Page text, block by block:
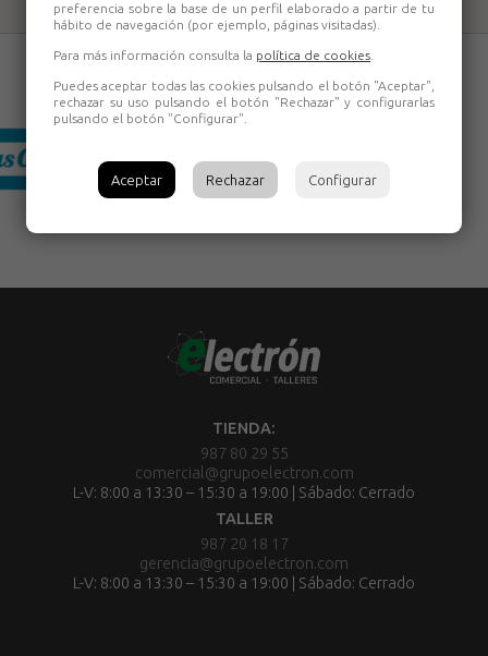
TIENDA:
987 80 29 55
comercial@grupoelectron.com
L-V: 8:00 a 13:30 – 15:30 a 19:00 | Sábado: Cerrado
TALLER
987 20 18 17
gerencia@grupoelectron.com
L-V: 8:00 a 13:30 – 15:30 a 19:00 | Sábado: Cerrado
preferencia sobre la base de un perfil elaborado a partir de tu
hábito de navegación (por ejemplo, páginas visitadas).
Para más información consulta la política de cookies
Puedes aceptar todas las cookies pulsando el botón "Aceptar",
rechazar su uso pulsando el botón "Rechazar" y configurarlas
pulsando el botón "Configurar".
Aceptar Rechazar Configurar